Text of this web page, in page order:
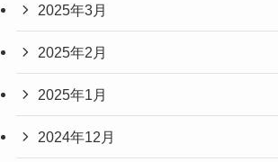
2025年3月
2025年2月
2025年1月
2024年12月